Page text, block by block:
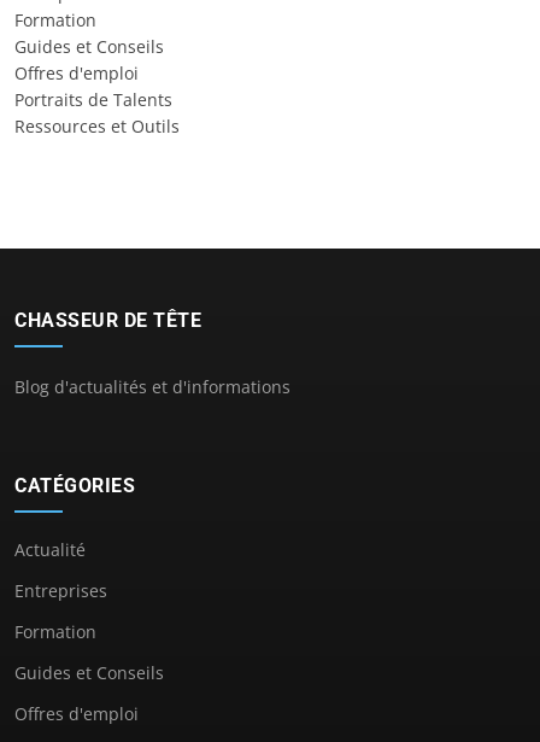
Formation
Guides et Conseils
Offres d'emploi
Portraits de Talents
Ressources et Outils
CHASSEUR DE TÊTE
Blog d'actualités et d'informations
CATÉGORIES
Actualité
Entreprises
Formation
Guides et Conseils
Offres d'emploi